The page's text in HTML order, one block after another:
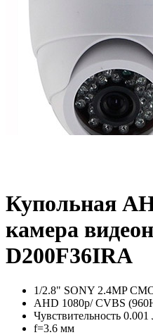
Купольная
камера
D200F36IRA
1/2.8" SONY 2.4MP
AHD 1080р/ CVBS
Чувствительность
f=3.6 мм